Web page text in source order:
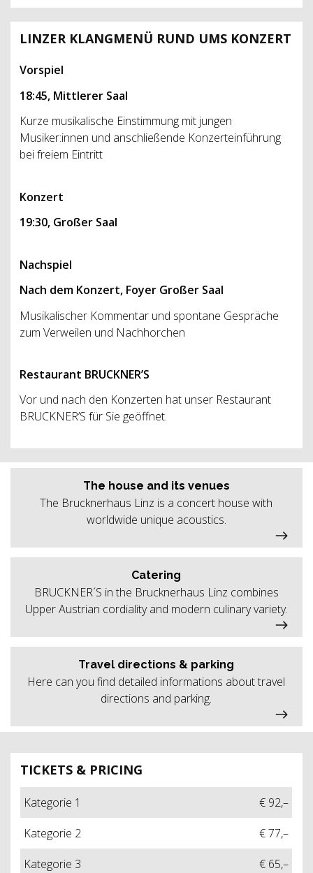
LINZER KLANGMENÜ RUND UMS KONZERT
Vorspiel
18:45, Mittlerer Saal
Kurze musikalische Einstimmung mit jungen
Musiker:innen und anschließende Konzerteinführung
bei freiem Eintritt
Konzert
19:30, Großer Saal
Nachspiel
Nach dem Konzert, Foyer Großer Saal
Musikalischer Kommentar und spontane Gespräche
zum Verweilen und Nachhorchen
Restaurant BRUCKNER’S
Vor und nach den Konzerten hat unser Restaurant
BRUCKNER’S für Sie geöffnet.
TICKETS & PRICING
Kategorie 1
€ 92,–
Kategorie 2
€ 77,–
Kategorie 3
€ 65,–
The house and its venues
The Brucknerhaus Linz is a concert house with
worldwide unique acoustics.
Catering
BRUCKNER´S in the Brucknerhaus Linz combines
Upper Austrian cordiality and modern culinary variety.
Travel directions & parking
Here can you find detailed informations about travel
directions and parking.